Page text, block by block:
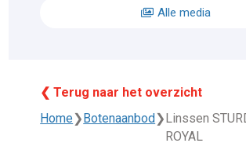
Alle media
❮ Terug naar het overzicht
Home❯ Botenaanbod ❯ Linssen
ROYAL